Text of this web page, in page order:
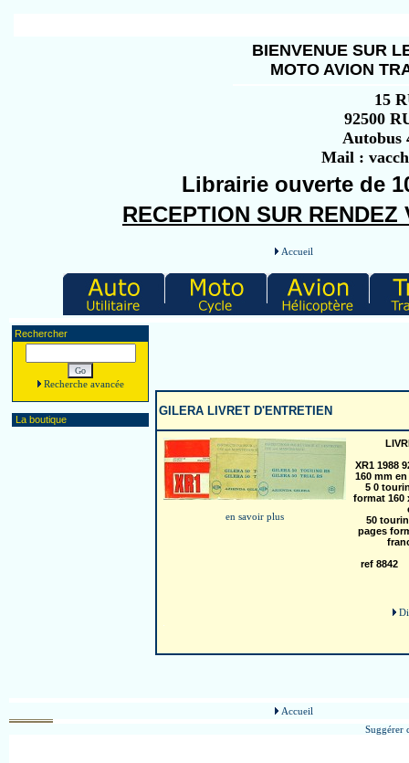
BIENVENUE SUR
MOTO AVION
15
92500
Autobus
Mail :
Librairie ouverte de
RECEPTION SUR
Accueil
Rechercher
Recherche avancée
La boutique
GILERA LIVRET D'ENTRETIEN
en savoir plus
XR1 1988
160 mm
5 0
format 160
50
pages
ref 8842
Accueil
Suggérer